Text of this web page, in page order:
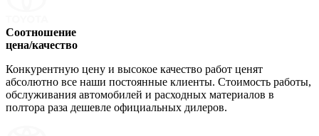
Соотношение
цена/качество
Конкурентную цену и высокое качество работ ценят
абсолютно все наши постоянные клиенты. Стоимость работы,
обслуживания автомобилей и расходных материалов в
полтора раза дешевле официальных дилеров.